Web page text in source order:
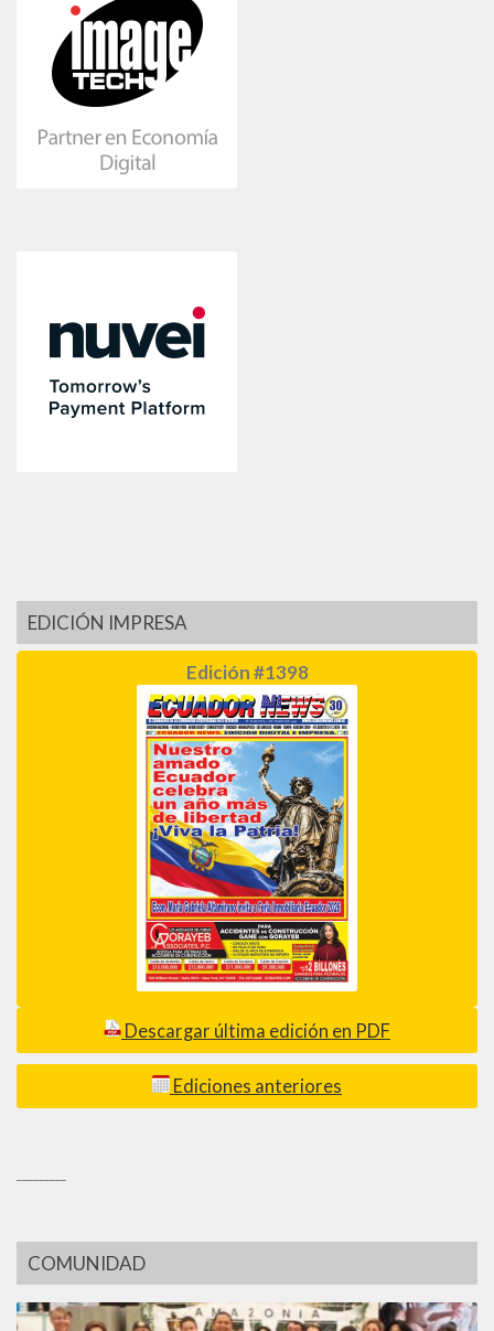
EDICIÓN IMPRESA
Edición #1398
Descargar última edición en PDF
Ediciones anteriores
COMUNIDAD